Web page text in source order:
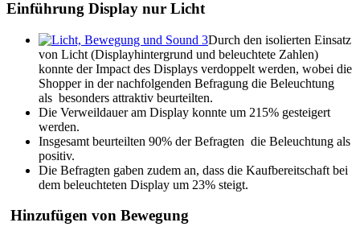
Einführung Display nur Licht
Durch den isolierten Einsatz
von Licht (Displayhintergrund und beleuchtete Zahlen)
konnte der Impact des Displays verdoppelt werden, wobei die
Shopper in der nachfolgenden Befragung die Beleuchtung
als besonders attraktiv beurteilten.
Die Verweildauer am Display konnte um 215% gesteigert
werden.
Insgesamt beurteilten 90% der Befragten die Beleuchtung als
positiv.
Die Befragten gaben zudem an, dass die Kaufbereitschaft bei
dem beleuchteten Display um 23% steigt.
Hinzufügen von Bewegung